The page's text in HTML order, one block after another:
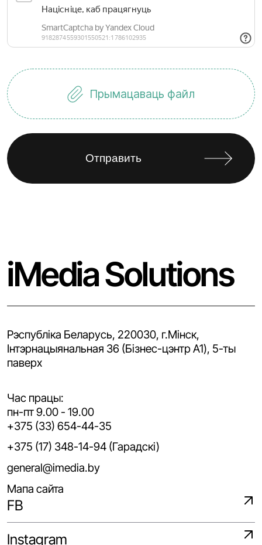
Прымацаваць файл
iMedia Solutions
Рэспубліка Беларусь, 220030, г.Мінск,
Iнтэрнацыянальная 36 (Бізнес-цэнтр A1), 5-ты
паверх
Час працы:
пн-пт 9.00 - 19.00
+375 (33) 654-44-35
+375 (17) 348-14-94 (Гарадскі)
general@imedia.by
Мапа сайта
FB
Instagram